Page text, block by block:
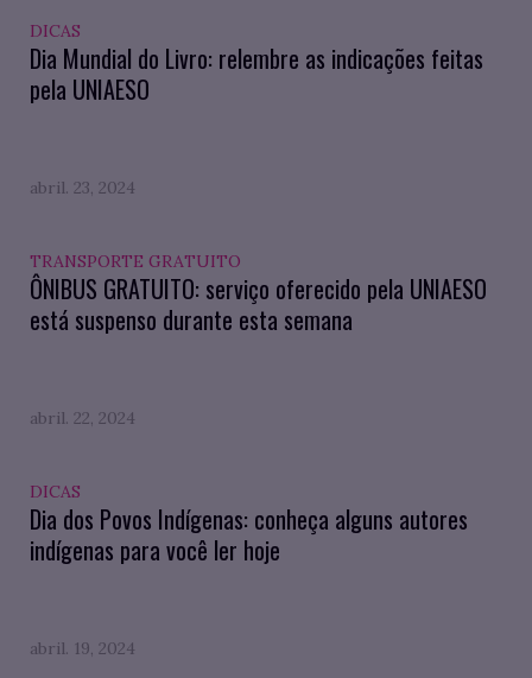
DICAS
Dia Mundial do Livro: relembre as indicações feitas
pela UNIAESO
abril. 23, 2024
TRANSPORTE GRATUITO
ÔNIBUS GRATUITO: serviço oferecido pela UNIAESO
está suspenso durante esta semana
abril. 22, 2024
DICAS
Dia dos Povos Indígenas: conheça alguns autores
indígenas para você ler hoje
abril. 19, 2024